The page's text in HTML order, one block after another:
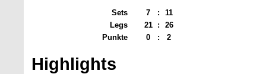
Sets 7 :
11
Legs
21 :
26
Punkte
0 : 2
Highlights